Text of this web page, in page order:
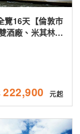
國風味料理)
2027/1/11.25、
$80,900